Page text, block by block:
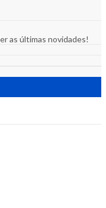
as últimas novidades!